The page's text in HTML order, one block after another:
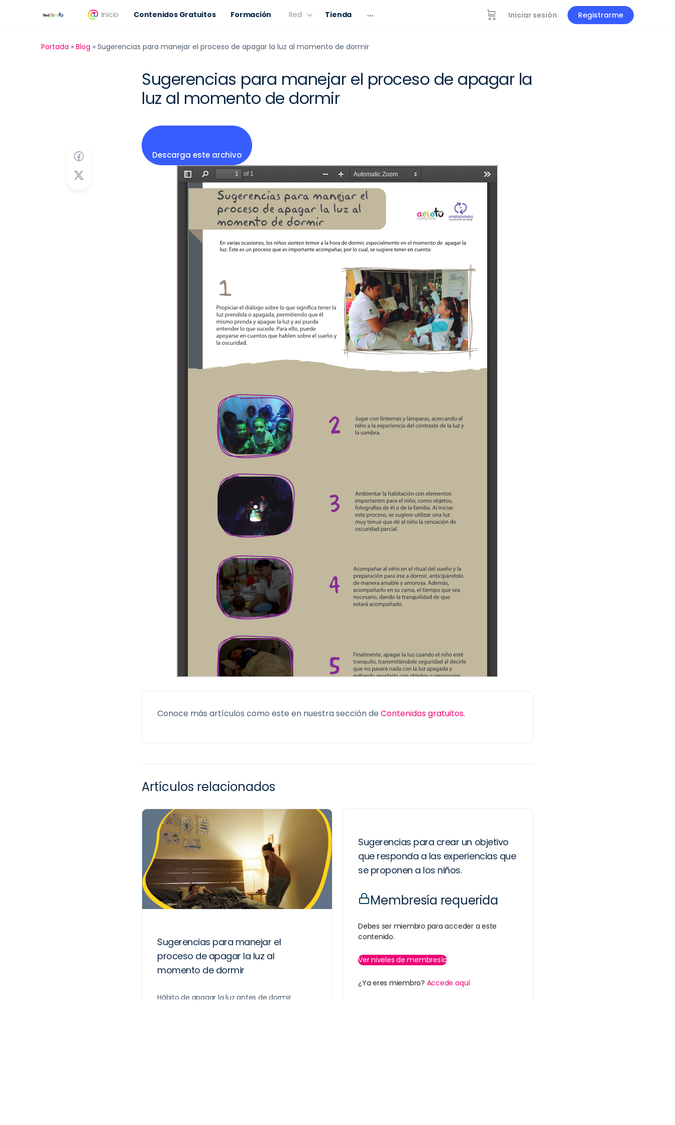
Inicio Contenidos Gratuitos Formación Red Tienda Iniciar sesión Registrarme
Portada » Blog » Sugerencias para manejar el proceso de apagar la luz al momento de dormir
Sugerencias para manejar el proceso de apagar la
luz al momento de dormir
Descarga este archivo
Conoce más artículos como este en nuestra sección de Contenidos gratuitos.
Artículos relacionados
Sugerencias para manejar el
proceso de apagar la luz al
momento de dormir
Hábito de apagar la luz antes de dormir
Sugerencias para crear un objetivo
que responda a las experiencias que
se proponen a los niños.
Membresía requerida
Debes ser miembro para acceder a este
contenido.
Ver niveles de membresía
¿Ya eres miembro? Accede aquí